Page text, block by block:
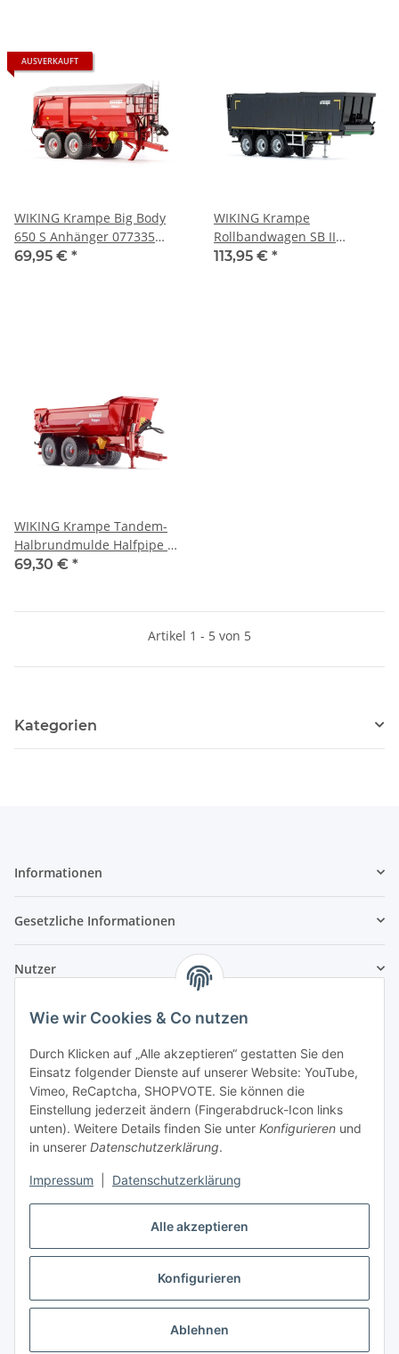
Alle akzeptieren
Konfigurieren
Ablehnen
Wie wir Cookies & Co nutzen
Durch Klicken auf „Alle akzeptieren“ gestatten Sie den
Einsatz folgender Dienste auf unserer Website: YouTube,
Vimeo, ReCaptcha, SHOPVOTE. Sie können die
Einstellung jederzeit ändern (Fingerabdruck-Icon links
unten). Weitere Details finden Sie unter Konfigurieren und
in unserer Datenschutzerklärung.
Impressum Datenschutzerklärung
AUSVERKAUFT
WIKING Krampe Big Body
650 S Anhänger 077335
Landwirtschaftsmodell 1:32
69,95 € *
WIKING Krampe
Rollbandwagen SB II
30/1070 schwarz 077659
113,95 € *
WIKING Krampe Tandem-
Halbrundmulde Halfpipe HP
20 Anhänger 077854
69,30 € *
Artikel 1 - 5 von 5
Kategorien
Informationen
Gesetzliche Informationen
Nutzer